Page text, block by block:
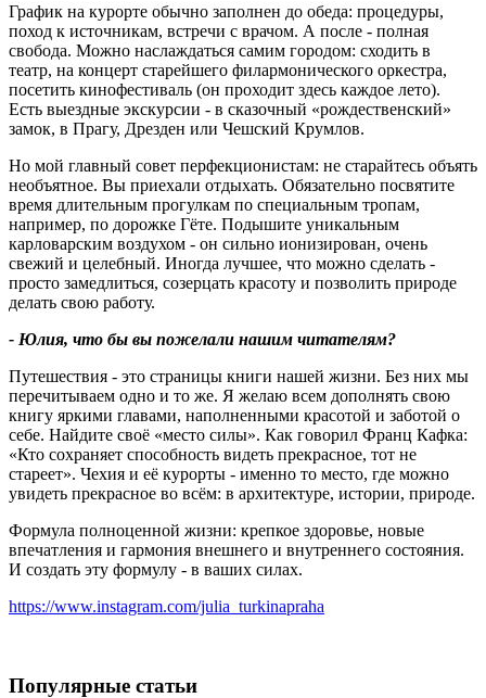
График на курорте обычно заполнен до обеда: процедуры,
поход к источникам, встречи с врачом. А после - полная
свобода. Можно наслаждаться самим городом: сходить в
театр, на концерт старейшего филармонического оркестра,
посетить кинофестиваль (он проходит здесь каждое лето).
Есть выездные экскурсии - в сказочный «рождественский»
замок, в Прагу, Дрезден или Чешский Крумлов.
Но мой главный совет перфекционистам: не старайтесь объять
необъятное. Вы приехали отдыхать. Обязательно посвятите
время длительным прогулкам по специальным тропам,
например, по дорожке Гёте. Подышите уникальным
карловарским воздухом - он сильно ионизирован, очень
свежий и целебный. Иногда лучшее, что можно сделать -
просто замедлиться, созерцать красоту и позволить природе
делать свою работу.
- Юлия, что бы вы пожелали нашим читателям?
Путешествия - это страницы книги нашей жизни. Без них мы
перечитываем одно и то же. Я желаю всем дополнять свою
книгу яркими главами, наполненными красотой и заботой о
себе. Найдите своё «место силы». Как говорил Франц Кафка:
«Кто сохраняет способность видеть прекрасное, тот не
стареет». Чехия и её курорты - именно то место, где можно
увидеть прекрасное во всём: в архитектуре, истории, природе.
Формула полноценной жизни: крепкое здоровье, новые
впечатления и гармония внешнего и внутреннего состояния.
И создать эту формулу - в ваших силах.
https://www.instagram.com/julia_turkinapraha
Популярные статьи